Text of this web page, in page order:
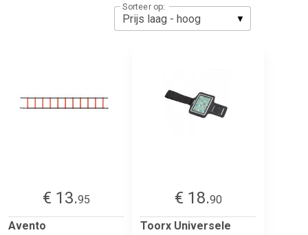
Sorteer op:
€ 13.95
Avento
€ 18.90
Toorx Universele